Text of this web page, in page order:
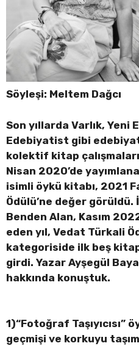
Söyleşi: Meltem Dağcı
Son yıllarda Varlık, Yeni
Edebiyatist gibi
kolektif kitap
Nisan 2020’de
isimli öykü kitabı, 2021
Ödülü’ne değer görüldü.
Benden Alan, Kasım
eden yıl, Vedat Türkali
kategoriside ilk beş
girdi. Yazar Ayşegül
hakkında konuştuk.
1)“Fotoğraf Taşıyıcısı”
geçmişi ve korkuyu